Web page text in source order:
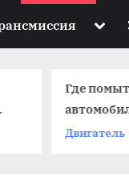
Где
Двигатель